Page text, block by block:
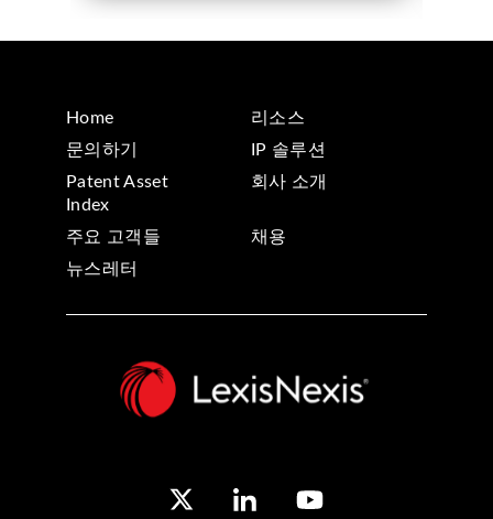
Home
리소스
문의하기
IP 솔루션
Patent Asset
Index
회사 소개
주요 고객들
채용
뉴스레터